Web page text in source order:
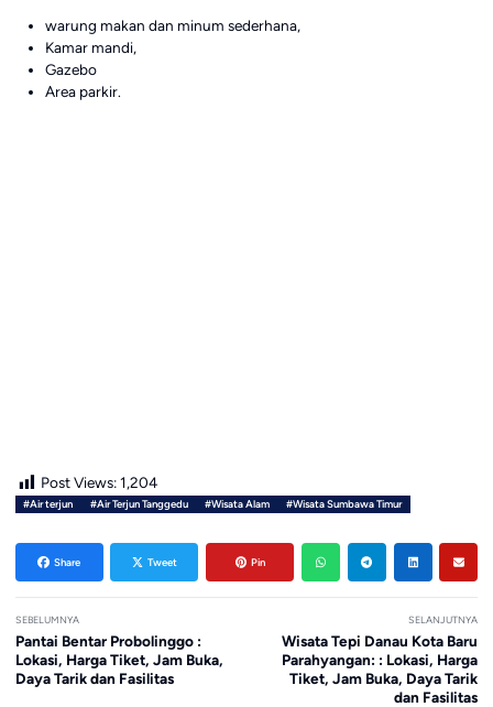
warung makan dan minum sederhana,
Kamar mandi,
Gazebo
Area parkir.
Post Views: 1,204
#Air terjun #Air Terjun Tanggedu #Wisata Alam #Wisata Sumbawa Timur
Share Tweet Pin
SEBELUMNYA
Pantai Bentar Probolinggo :
Lokasi, Harga Tiket, Jam Buka,
Daya Tarik dan Fasilitas
SELANJUTNYA
Wisata Tepi Danau Kota Baru
Parahyangan: : Lokasi, Harga
Tiket, Jam Buka, Daya Tarik
dan Fasilitas